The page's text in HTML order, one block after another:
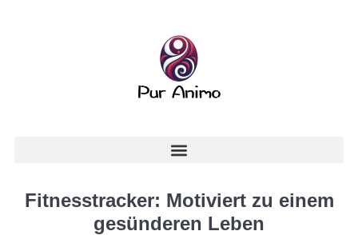
Fitnesstracker: Motiviert zu einem
gesünderen Leben